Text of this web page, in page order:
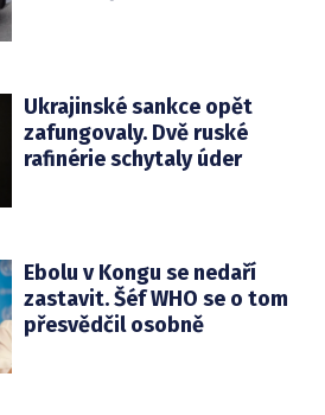
Ukrajinské sankce opět
zafungovaly. Dvě ruské
rafinérie schytaly úder
Ebolu v Kongu se nedaří
zastavit. Šéf WHO se o tom
přesvědčil osobně